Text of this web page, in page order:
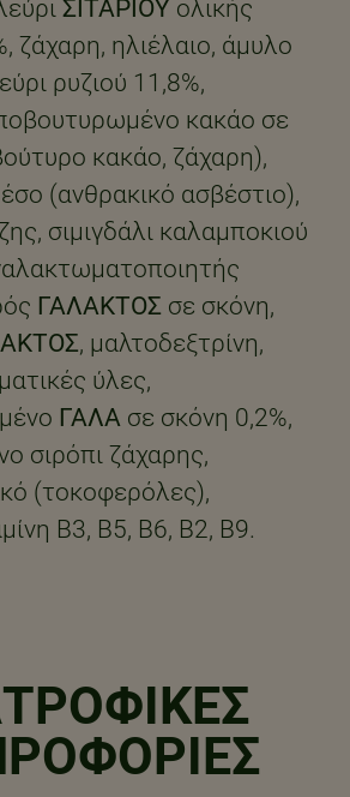
ΣΙΤΑΡΙΟΥ ολικής
ζάχαρη, ηλιέλαιο, άμυλο
ρυζιού 11,8%,
κακάο σε
κακάο, ζάχαρη),
(ανθρακικό ασβέστιο),
σιμιγδάλι καλαμποκιού
ΓΑΛΑΚΤΟΣ σε σκόνη,
, μαλτοδεξτρίνη,
ύλες,
ΓΑΛΑ σε σκόνη 0,2%,
σιρόπι ζάχαρης,
(τοκοφερόλες),
Β3, Β5, Β6, Β2, Β9.